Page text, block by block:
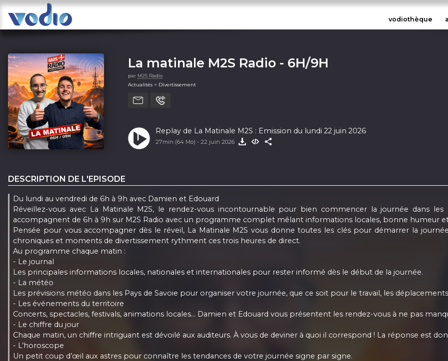
vodiothèque
La matinale M2S Radio - 6H/9H
par M2S Radio
Actualités > Divertissement
Replay de La Matinale M2S : Emission du lundi 22 juin 2026
27min (64 Mo) - 22 juin 2026
DESCRIPTION DE L'EPISODE
Du lundi au vendredi de 6h à 9h avec Damien et Edouard
Réveillez-vous avec La Matinale M2S, le rendez-vous incontournable pour bien commencer la journée dans
accompagnent de 6h à 9h sur M2S Radio avec un programme complet mêlant informations locales, bonne humeur
Pensée pour vous accompagner dès le réveil, La Matinale M2S vous donne toutes les clés pour démarrer la
chroniques et moments de divertissement rythment ces trois heures de direct.
Au programme chaque matin :
- Le journal
Les principales informations locales, nationales et internationales pour rester informé dès le début de la journée.
- La météo
Les prévisions météo dans les Pays de Savoie pour organiser votre journée, que ce soit pour le travail, les
- Les événements du territoire
Concerts, spectacles, festivals, animations locales… Damien et Edouard vous présentent les rendez-vous à ne pas
- Le chiffre du jour
Chaque matin, un chiffre intriguant est dévoilé aux auditeurs. À vous de deviner à quoi il correspond ! La réponse est
- L’horoscope
Un petit coup d’œil aux astres pour connaître les tendances de votre journée signe par signe.